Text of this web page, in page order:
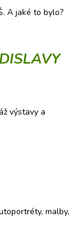
A jaké to bylo?
výstavy a
malby,